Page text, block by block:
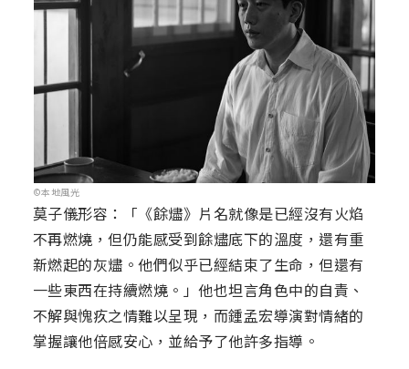
©本地風光
莫子儀形容：「《餘燼》片名就像是已經沒有火焰
不再燃燒，但仍能感受到餘燼底下的溫度，還有重
新燃起的灰燼。他們似乎已經結束了生命，但還有
一些東西在持續燃燒。」他也坦言角色中的自責、
不解與愧疚之情難以呈現，而鍾孟宏導演對情緒的
掌握讓他倍感安心，並給予了他許多指導。